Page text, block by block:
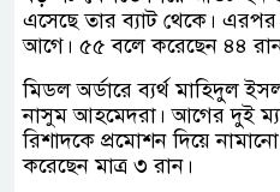
এসেছে তার ব্যাট থেকে। এরপর
আগে। ৫৫ বলে করেছেন ৪৪
মিডল অর্ডারে ব্যর্থ মাহিদুল
নাসুম আহমেদরা। আগের দুই
রিশাদকে প্রমোশন দিয়ে
করেছেন মাত্র ৩ রান।